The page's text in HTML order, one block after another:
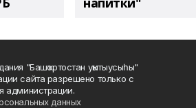
"Башҡортостан уҡытыусыһы"
сайта разрешено только с
администрации.
данных